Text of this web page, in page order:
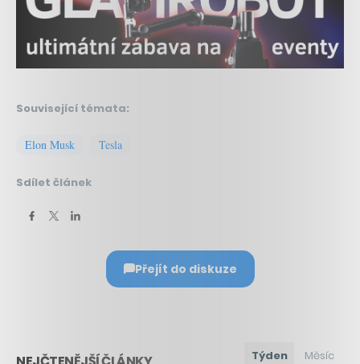
Související témata:
Elon Musk Tesla
Sdílet článek
Přejít do diskuze
Týden Měsíc